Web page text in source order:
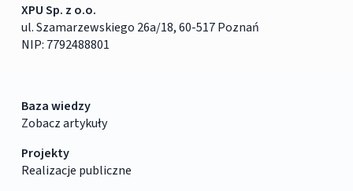
XPU Sp. z o.o.
ul. Szamarzewskiego 26a/18, 60-517 Poznań
NIP: 7792488801
Baza wiedzy
Zobacz artykuły
Projekty
Realizacje publiczne